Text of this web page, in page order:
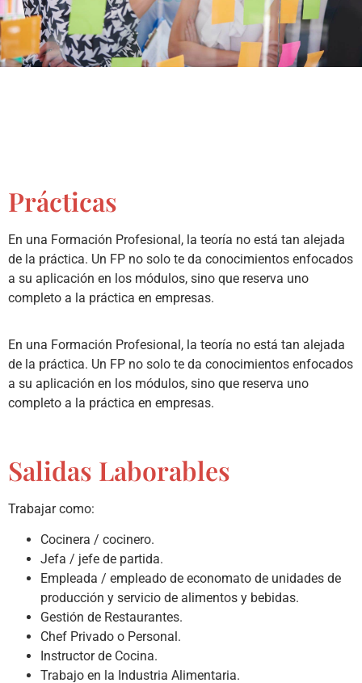
Prácticas
En una Formación Profesional, la teoría no está tan alejada
de la práctica. Un FP no solo te da conocimientos enfocados
a su aplicación en los módulos, sino que reserva uno
completo a la práctica en empresas.
En una Formación Profesional, la teoría no está tan alejada
de la práctica. Un FP no solo te da conocimientos enfocados
a su aplicación en los módulos, sino que reserva uno
completo a la práctica en empresas.
Salidas Laborables
Trabajar como:
Cocinera / cocinero.
Jefa / jefe de partida.
Empleada / empleado de economato de unidades de
producción y servicio de alimentos y bebidas.
Gestión de Restaurantes.
Chef Privado o Personal.
Instructor de Cocina.
Trabajo en la Industria Alimentaria.